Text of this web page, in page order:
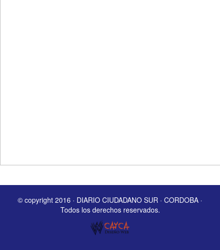
© copyright 2016 · DIARIO CIUDADANO SUR · CORDOBA ·
Todos los derechos reservados.